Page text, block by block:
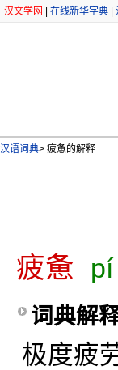
汉文学网 在线新华字典
汉语词典> 疲惫的解释
疲惫
词典解
极度疲